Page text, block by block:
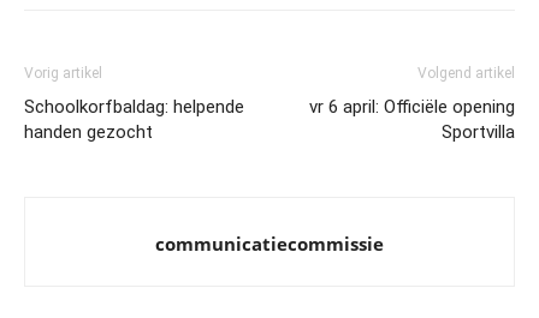
Vorig artikel
Schoolkorfbaldag: helpende
handen gezocht
Volgend artikel
vr 6 april: Officiële opening
Sportvilla
communicatiecommissie